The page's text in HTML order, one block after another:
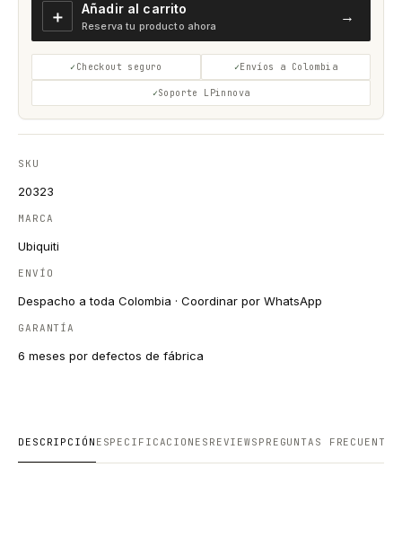
＋ Añadir al carrito
Reserva tu producto ahora
→
Checkout seguro Envíos a Colombia
Soporte LPinnova
SKU
20323
MARCA
Ubiquiti
ENVÍO
Despacho a toda Colombia · Coordinar por WhatsApp
GARANTÍA
6 meses por defectos de fábrica
DESCRIPCIÓN ESPECIFICACIONES REVIEWS PREGUNTAS FRECUENTES